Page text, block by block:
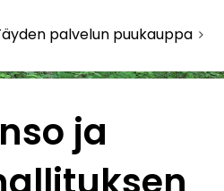
palvelun puukauppa
ja